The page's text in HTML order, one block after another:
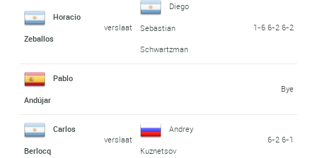
Horacio
Zeballos
verslaat
Diego
Sebastian
Schwartzman
1-6 6-2 6-2
Pablo
Andújar
Bye
Carlos
Berlocq
verslaat
Andrey
Kuznetsov
6-2 6-1